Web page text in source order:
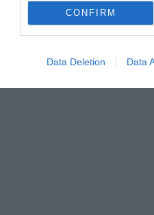
CONFIRM
Data Deletion Data